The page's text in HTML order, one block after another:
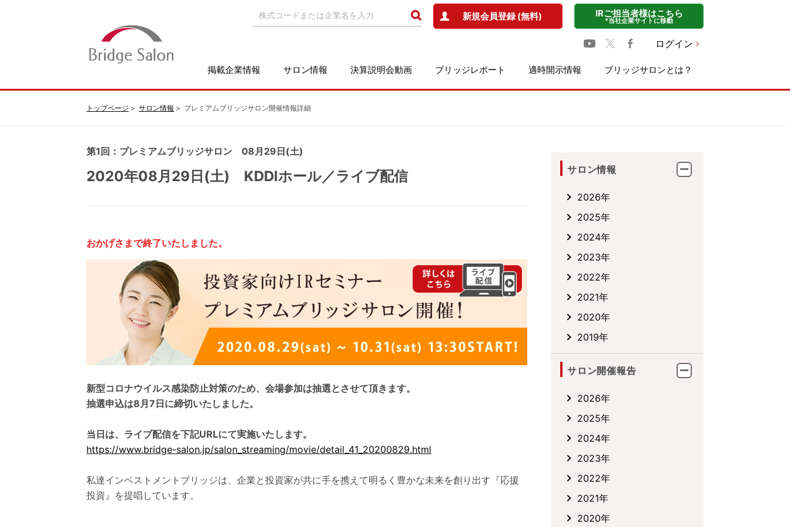
新規会員登録 (無料) IRご担当者様はこちら
*当社企業サイトに移動
ログイン
掲載企業情報 サロン情報 決算説明会動画 ブリッジレポート 適時開示情報 ブリッジサロンとは？
トップページ サロン情報 プレミアムブリッジサロン開催情報詳細
第1回：プレミアムブリッジサロン 08月29日(土)
2020年08月29日(土) KDDIホール／ライブ配信
おかげさまで終了いたしました。
新型コロナウイルス感染防止対策のため、会場参加は抽選とさせて頂きます。
抽選申込は8月7日に締切いたしました。
当日は、ライブ配信を下記URLにて実施いたします。
https://www.bridge-salon.jp/salon_streaming/movie/detail_41_20200829.html
私達インベストメントブリッジは、企業と投資家が共に手を携えて明るく豊かな未来を創り出す『応援
投資』を提唱しています。
サロン情報
2026年
2025年
2024年
2023年
2022年
2021年
2020年
2019年
サロン開催報告
2026年
2025年
2024年
2023年
2022年
2021年
2020年